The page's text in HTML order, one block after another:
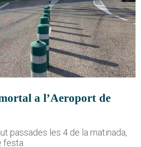
a l’Aeroport de
passades les 4 de la matinada,
festa